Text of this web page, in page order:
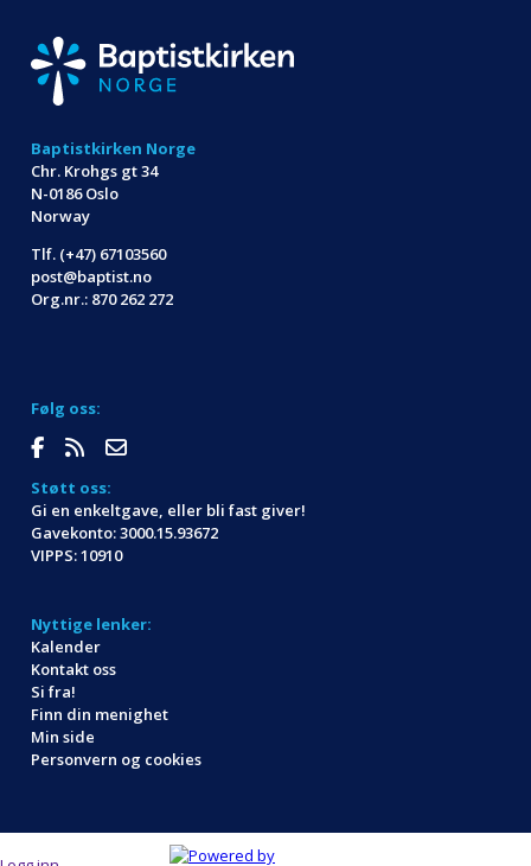
Baptistkirken Norge
Chr. Krohgs gt 34
N-0186 Oslo
Norway
Tlf. (+47) 67103560
post@baptist.no
Org.nr.: 870 262 272
Følg oss:
Støtt oss:
Gi en enkeltgave, eller bli fast giver!
Gavekonto: 3000.15.93672
VIPPS: 10910
Nyttige lenker:
Kalender
Kontakt oss
Si fra!
Finn din menighet
Min side
Personvern og cookies